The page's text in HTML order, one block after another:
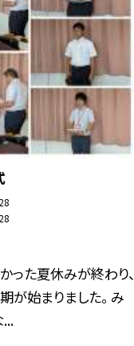
った夏休みが終わり、
が始まりました。 み